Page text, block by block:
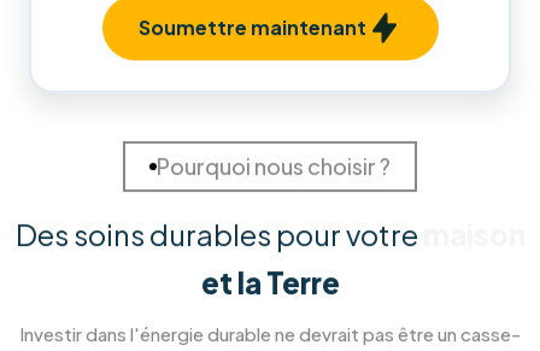
Prendrerendez-vous